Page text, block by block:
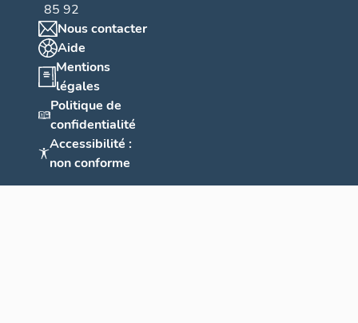
85 92
Nous contacter
Aide
Mentions
légales
Politique de
confidentialité
Accessibilité :
non conforme